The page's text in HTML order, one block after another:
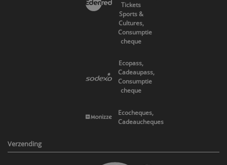
Tickets
Sports &
Cultures,
Consumptie
cheque
Ecopass,
Cadeaupass,
Consumptie
cheque
Ecocheques,
Cadeaucheques
Verzending